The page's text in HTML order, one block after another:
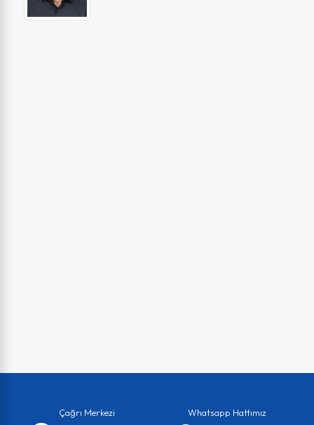
Çağrı Merkezi Whatsapp Hattımız